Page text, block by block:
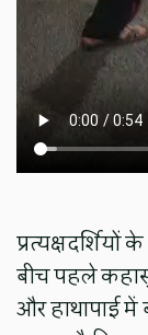
बीच पहले
और हाथापाई में